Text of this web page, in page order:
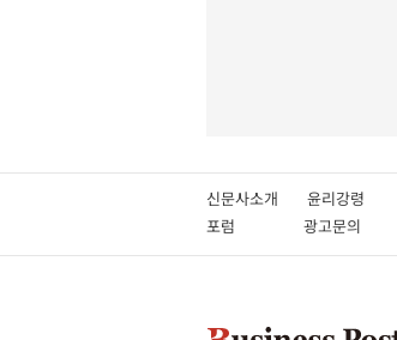
신문사소개 윤리강령
포럼
광고문의